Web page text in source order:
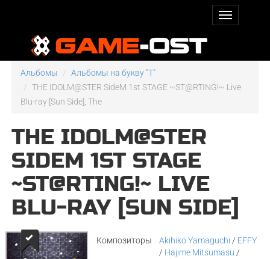
Альбомы
Альбомы на букву "T"
THE IDOLM@STER SideM 1st STAGE ~ST@RTING!~ Live
Blu-ray [Sun Side], The
THE IDOLM@STER
SIDEM 1ST STAGE
~ST@RTING!~ LIVE
BLU-RAY [SUN SIDE]
Композиторы Akihiko Yamaguchi / EFFY
/ Hajime Mitsumasu /